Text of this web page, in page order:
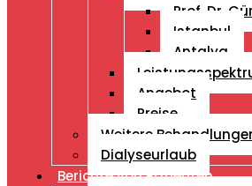
Prof. Dr.
Istanbul
Antalya
Angebot
Preise
Weitere
Dialyseurlaub
Berichte von Patienten